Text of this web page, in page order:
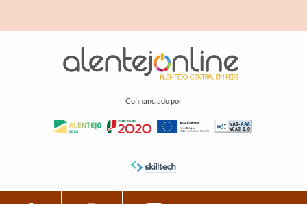
Cofinanciado por